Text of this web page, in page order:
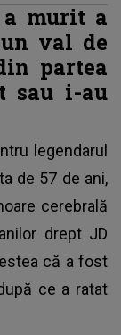
a murit a
val de
partea
sau i-au
legendarul
de 57 de ani,
cerebrală
drept JD
că a fost
ce a ratat